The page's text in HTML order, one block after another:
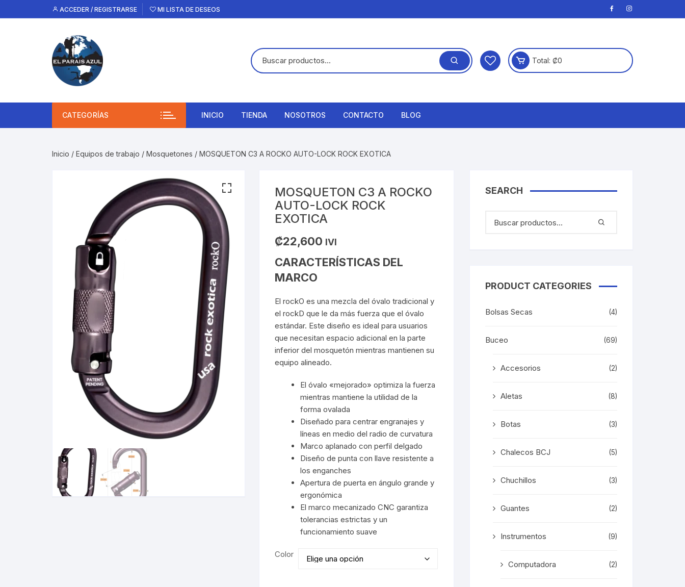
al
ACCEDER / REGISTRARSE MI LISTA DE DESEOS
Total: ₡0
CATEGORÍAS INICIO TIENDA NOSOTROS CONTACTO BLOG
Inicio / Equipos de trabajo / Mosquetones / MOSQUETON C3 A ROCKO AUTO-LOCK ROCK EXOTICA
MOSQUETON C3 A ROCKO
AUTO-LOCK ROCK
EXOTICA
₡22,600 IVI
CARACTERÍSTICAS DEL
MARCO
El rockO es una mezcla del óvalo tradicional y
el rockD que le da más fuerza que el óvalo
estándar. Este diseño es ideal para usuarios
que necesitan espacio adicional en la parte
inferior del mosquetón mientras mantienen su
equipo alineado.
El óvalo «mejorado» optimiza la fuerza
mientras mantiene la utilidad de la
forma ovalada
Diseñado para centrar engranajes y
líneas en medio del radio de curvatura
Marco aplanado con perfil delgado
Diseño de punta con llave resistente a
los enganches
Apertura de puerta en ángulo grande y
ergonómica
El marco mecanizado CNC garantiza
tolerancias estrictas y un
funcionamiento suave
Color
SEARCH
PRODUCT CATEGORIES
Bolsas Secas (4)
Buceo (69)
Accesorios (2)
Aletas (8)
Botas (3)
Chalecos BCJ (5)
Chuchillos (3)
Guantes (2)
Instrumentos (9)
Computadora (2)